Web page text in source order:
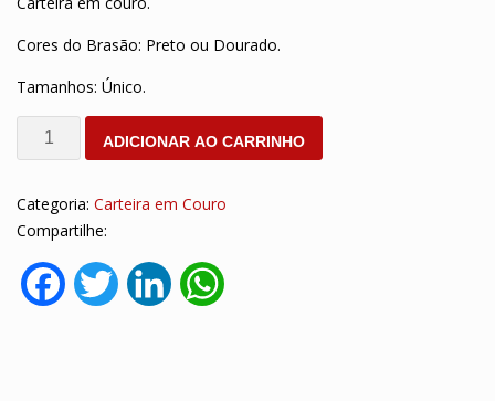
Cores do Brasão: Preto ou Dourado.
Tamanhos: Único.
Carteira
quantidade
ADICIONAR AO CARRINHO
Categoria: Carteira em Couro
Compartilhe:
FacebookTwitter LinkedIn